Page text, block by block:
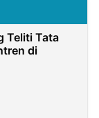
Teliti Tata
di